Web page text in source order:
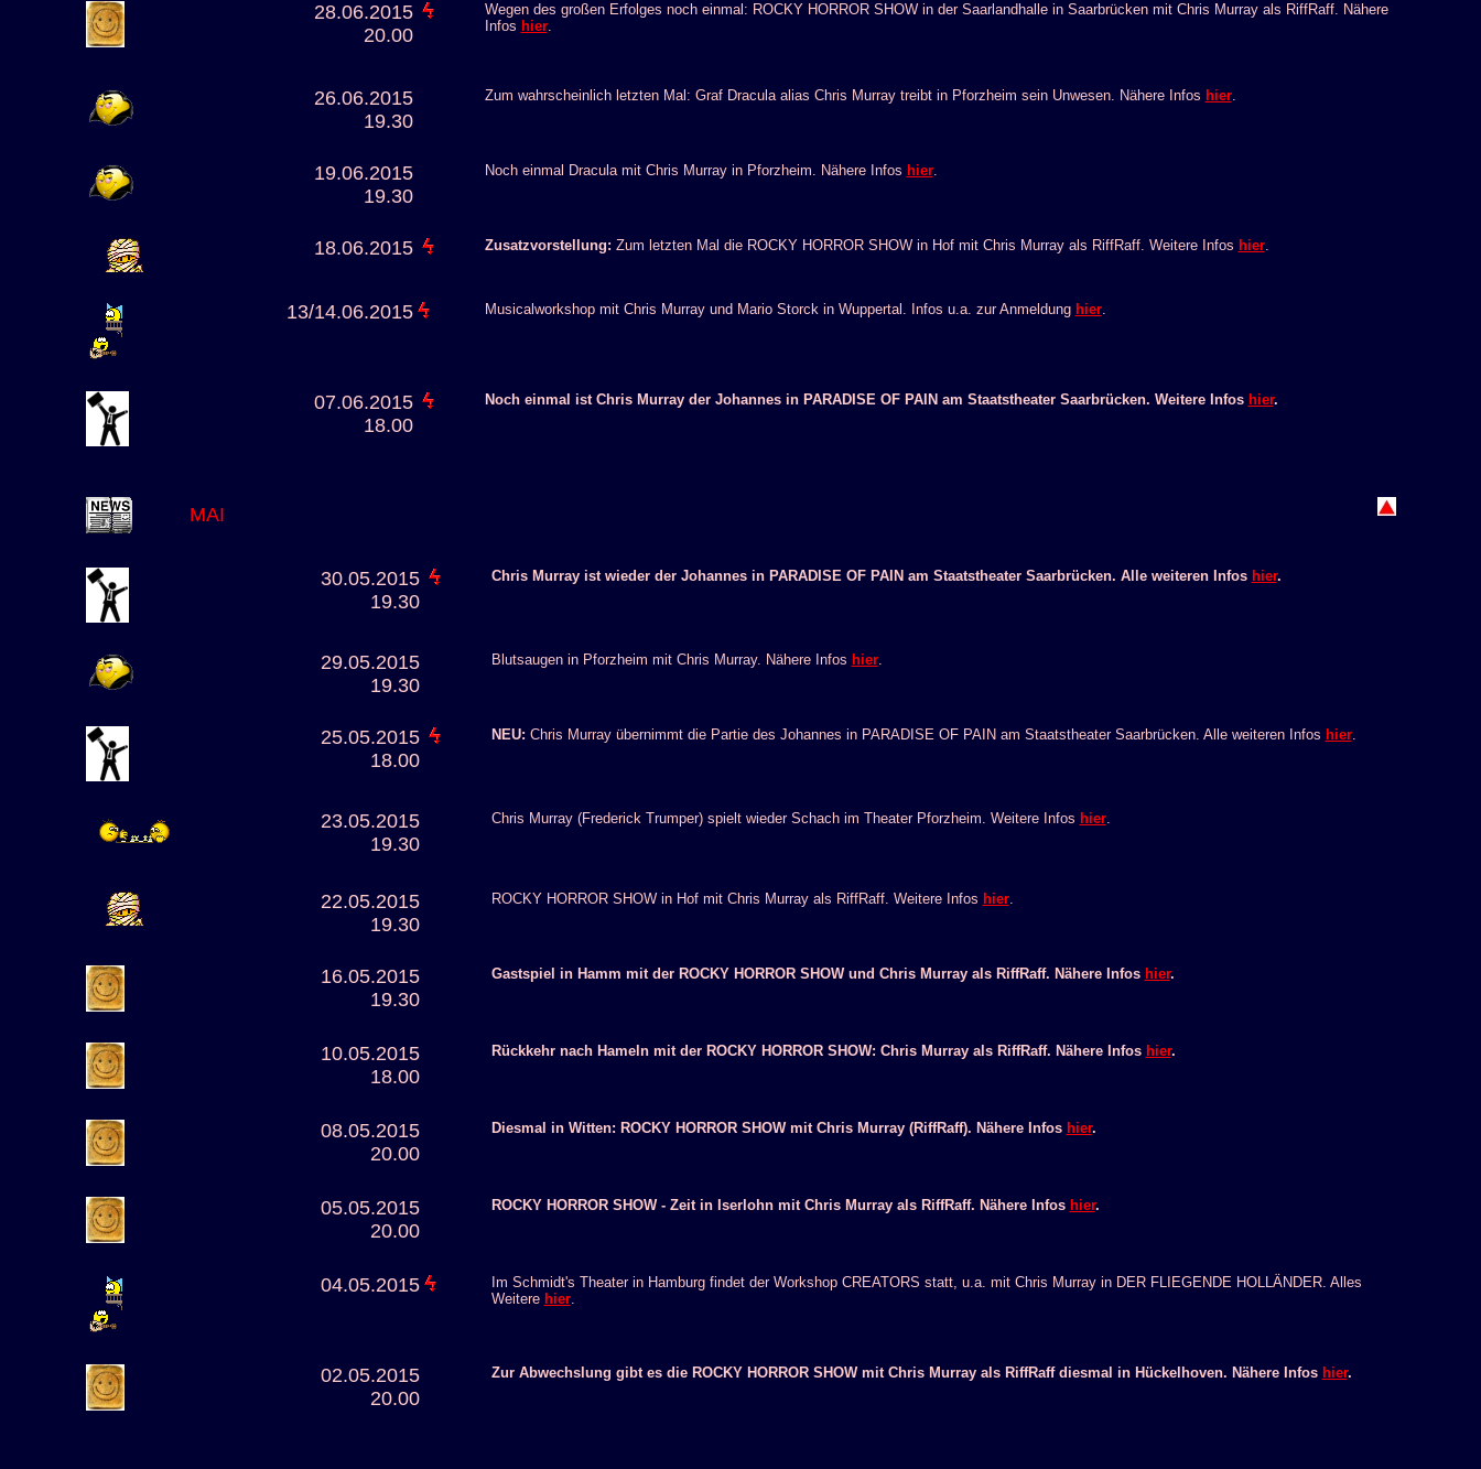
28.06.2015
20.00
Wegen des großen Erfolges noch einmal: ROCKY HORROR SHOW in der Saarlandhalle in Saarbrücken mit Chris Murray als RiffRaff. Nähere
Infos hier.
26.06.2015
19.30
Zum wahrscheinlich letzten Mal: Graf Dracula alias Chris Murray treibt in Pforzheim sein Unwesen. Nähere Infos hier.
19.06.2015
19.30
Noch einmal Dracula mit Chris Murray in Pforzheim. Nähere Infos hier.
18.06.2015 Zusatzvorstellung: Zum letzten Mal die ROCKY HORROR SHOW in Hof mit Chris Murray als RiffRaff. Weitere Infos hier.
13/14.06.2015 Musicalworkshop mit Chris Murray und Mario Storck in Wuppertal. Infos u.a. zur Anmeldung hier.
07.06.2015
18.00
Noch einmal ist Chris Murray der Johannes in PARADISE OF PAIN am Staatstheater Saarbrücken. Weitere Infos hier.
MAI
30.05.2015
19.30
Chris Murray ist wieder der Johannes in PARADISE OF PAIN am Staatstheater Saarbrücken. Alle weiteren Infos hier.
29.05.2015
19.30
Blutsaugen in Pforzheim mit Chris Murray. Nähere Infos hier.
25.05.2015
18.00
NEU: Chris Murray übernimmt die Partie des Johannes in PARADISE OF PAIN am Staatstheater Saarbrücken. Alle weiteren Infos hier.
23.05.2015
19.30
Chris Murray (Frederick Trumper) spielt wieder Schach im Theater Pforzheim. Weitere Infos hier.
22.05.2015
19.30
ROCKY HORROR SHOW in Hof mit Chris Murray als RiffRaff. Weitere Infos hier.
16.05.2015
19.30
Gastspiel in Hamm mit der ROCKY HORROR SHOW und Chris Murray als RiffRaff. Nähere Infos hier.
10.05.2015
18.00
Rückkehr nach Hameln mit der ROCKY HORROR SHOW: Chris Murray als RiffRaff. Nähere Infos hier.
08.05.2015
20.00
Diesmal in Witten: ROCKY HORROR SHOW mit Chris Murray (RiffRaff). Nähere Infos hier.
05.05.2015
20.00
ROCKY HORROR SHOW - Zeit in Iserlohn mit Chris Murray als RiffRaff. Nähere Infos hier.
04.05.2015
Im Schmidt's Theater in Hamburg findet der Workshop CREATORS statt, u.a. mit Chris Murray in DER FLIEGENDE HOLLÄNDER. Alles
Weitere hier.
02.05.2015
20.00
Zur Abwechslung gibt es die ROCKY HORROR SHOW mit Chris Murray als RiffRaff diesmal in Hückelhoven. Nähere Infos hier.